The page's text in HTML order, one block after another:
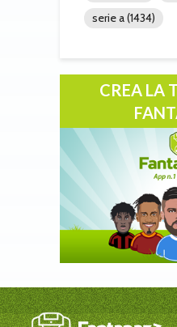
serie a(1434)
CREA LA